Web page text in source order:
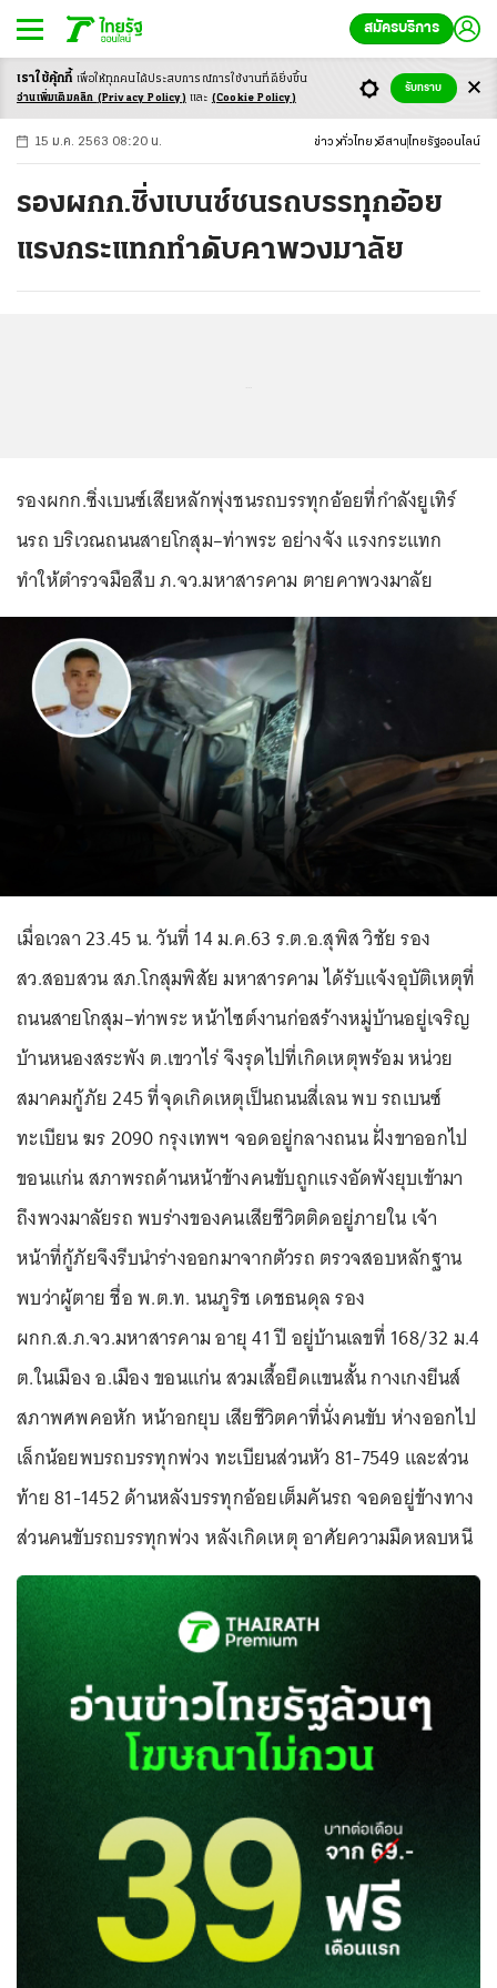
สมัครบริการ
-ก ก ก+
15 ม.ค. 2563 08:20 น. ข่าว ทั่วไทย อีสาน ไทยรัฐออนไลน์
รองผกก.ซิ่งเบนซ์ชนรถบรรทุกอ้อย
แรงกระแทกทำดับคาพวงมาลัย
รองผกก.ซิ่งเบนซ์เสียหลักพุ่งชนรถบรรทุกอ้อยที่กำลังยูเทิร์
นรถ บริเวณถนนสายโกสุม–ท่าพระ อย่างจัง แรงกระแทก
ทำให้ตำรวจมือสืบ ภ.จว.มหาสารคาม ตายคาพวงมาลัย
เมื่อเวลา 23.45 น. วันที่ 14 ม.ค.63 ร.ต.อ.สุพิส วิชัย รอง
สว.สอบสวน สภ.โกสุมพิสัย มหาสารคาม ได้รับแจ้งอุบัติเหตุที่
ถนนสายโกสุม–ท่าพระ หน้าไซต์งานก่อสร้างหมู่บ้านอยู่เจริญ
บ้านหนองสระพัง ต.เขวาไร่ จึงรุดไปที่เกิดเหตุพร้อม หน่วย
สมาคมกู้ภัย 245 ที่จุดเกิดเหตุเป็นถนนสี่เลน พบ รถเบนซ์
ทะเบียน ฆร 2090 กรุงเทพฯ จอดอยู่กลางถนน ฝั่งขาออกไป
ขอนแก่น สภาพรถด้านหน้าข้างคนขับถูกแรงอัดพังยุบเข้ามา
ถึงพวงมาลัยรถ พบร่างของคนเสียชีวิตติดอยู่ภายใน เจ้า
หน้าที่กู้ภัยจึงรีบนำร่างออกมาจากตัวรถ ตรวจสอบหลักฐาน
พบว่าผู้ตาย ชื่อ พ.ต.ท. นนภูริช เดชธนดุล รอง
ผกก.ส.ภ.จว.มหาสารคาม อายุ 41 ปี อยู่บ้านเลขที่ 168/32 ม.4
ต.ในเมือง อ.เมือง ขอนแก่น สวมเสื้อยืดแขนสั้น กางเกงยีนส์
สภาพศพคอหัก หน้าอกยุบ เสียชีวิตคาที่นั่งคนขับ ห่างออกไป
เล็กน้อยพบรถบรรทุกพ่วง ทะเบียนส่วนหัว 81-7549 และส่วน
ท้าย 81-1452 ด้านหลังบรรทุกอ้อยเต็มคันรถ จอดอยู่ข้างทาง
ส่วนคนขับรถบรรทุกพ่วง หลังเกิดเหตุ อาศัยความมืดหลบหนี
เราใช้คุ้กกี้ เพื่อให้ทุกคนได้ประสบการณ์การใช้งานที่ดียิ่งขึ้น
อ่านเพิ่มเติมคลิก (Privacy Policy) และ (Cookie Policy)
รับทราบ